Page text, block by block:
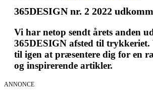
365DESIGN nr. 2 2022
Vi har netop sendt årets anden
365DESIGN afsted til trykkeriet.
til igen at præsentere dig for en
og inspirerende artikler.
ANNONCE